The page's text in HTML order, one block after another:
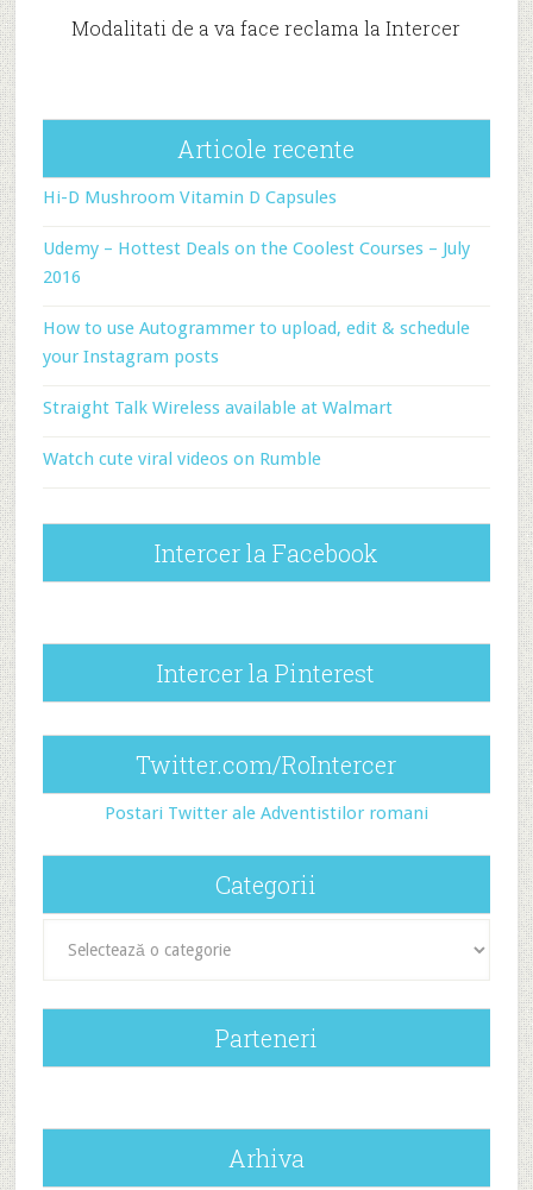
Modalitati de a va face reclama la Intercer
Articole recente
Hi-D Mushroom Vitamin D Capsules
Udemy – Hottest Deals on the Coolest Courses – July
2016
How to use Autogrammer to upload, edit & schedule
your Instagram posts
Straight Talk Wireless available at Walmart
Watch cute viral videos on Rumble
Intercer la Facebook
Intercer la Pinterest
Twitter.com/RoIntercer
Postari Twitter ale Adventistilor romani
Categorii
Parteneri
Arhiva